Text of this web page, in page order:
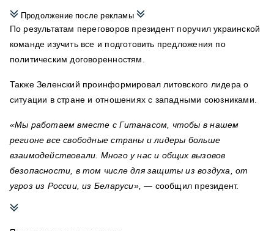
Продолжение после рекламы
По результатам переговоров президент поручил украинской
команде изучить все и подготовить предложения по
политическим договоренностям.
Также Зеленский проинформировал литовского лидера о
ситуации в стране и отношениях с западными союзниками.
«Мы работаем вместе с Гитанасом, чтобы в нашем
регионе все свободные страны и лидеры больше
взаимодействовали. Много у нас и общих вызовов
безопасности, в том числе для защиты из воздуха, от
угроз из России, из Беларуси», — сообщил президент.